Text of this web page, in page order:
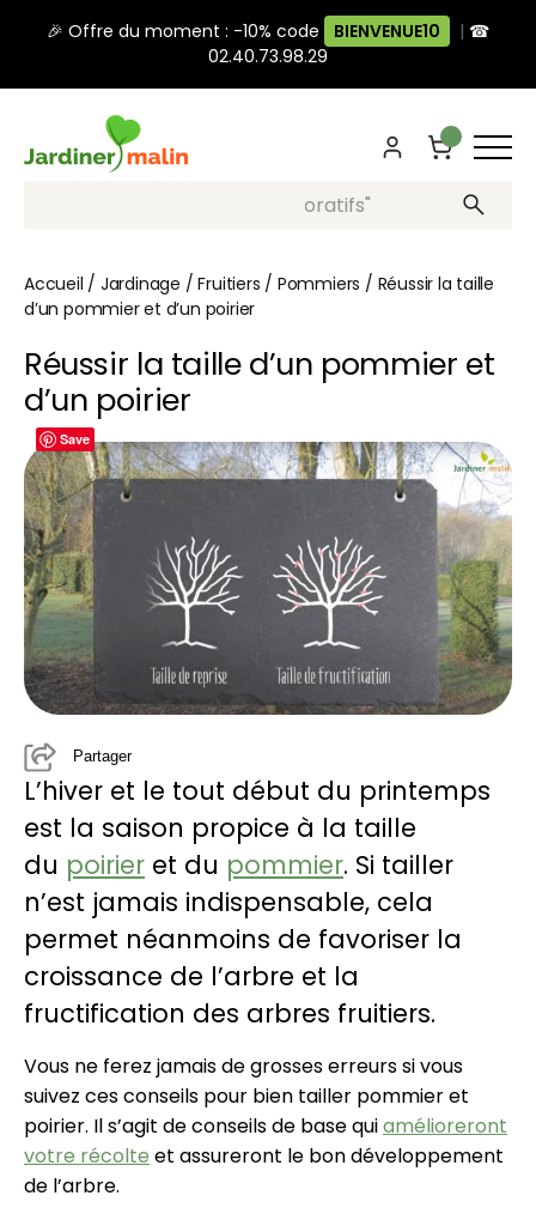
🎉 Offre du moment : -10% code BIENVENUE10 | ☎
02.40.73.98.29
Recherche, ex: "pots décoratifs"
Accueil / Jardinage /Fruitiers / Pommiers / Réussir la taille
d’un pommier et d’un poirier
Réussir la taille d’un pommier et
d’un poirier
Partager
L’hiver et le tout début du printemps
est la saison propice à la taille
du poirier et du pommier. Si tailler
n’est jamais indispensable, cela
permet néanmoins de favoriser la
croissance de l’arbre et la
fructification des arbres fruitiers.
Vous ne ferez jamais de grosses erreurs si vous
suivez ces conseils pour bien tailler pommier et
poirier. Il s’agit de conseils de base quiamélioreront
votre récolte et assureront le bon développement
de l’arbre.
Save